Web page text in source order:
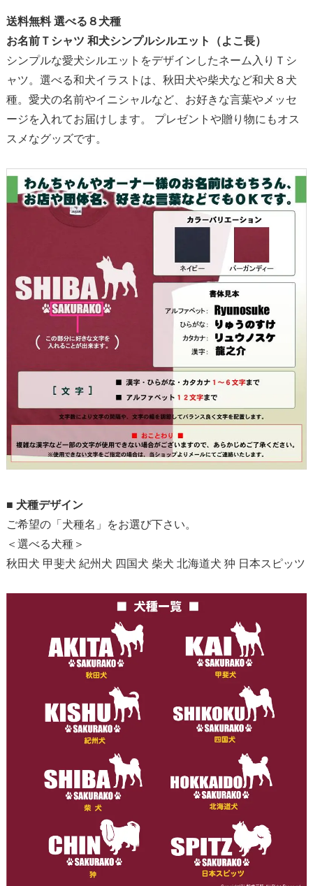
送料無料 選べる８犬種
お名前Ｔシャツ 和犬シンプルシルエット（よこ長）
シンプルな愛犬シルエットをデザインしたネーム入りＴシ
ャツ。選べる和犬イラストは、秋田犬や柴犬など和犬８犬
種。愛犬の名前やイニシャルなど、お好きな言葉やメッセ
ージを入れてお届けします。 プレゼントや贈り物にもオス
スメなグッズです。
■ 犬種デザイン
ご希望の「犬種名」をお選び下さい。
＜選べる犬種＞
秋田犬 甲斐犬 紀州犬 四国犬 柴犬 北海道犬 狆 日本スピッツ